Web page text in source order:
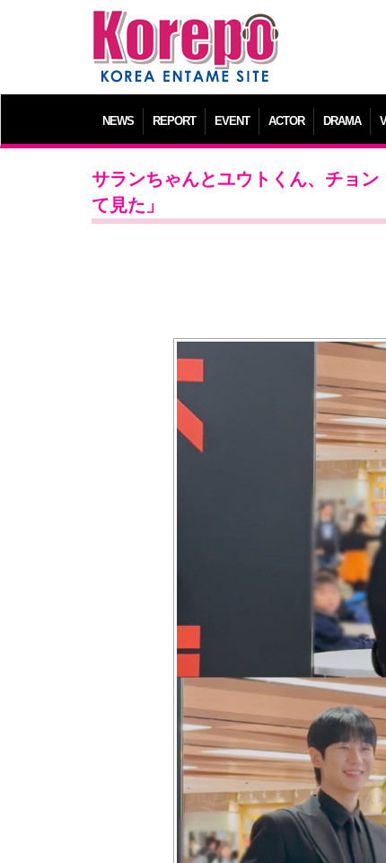
NEWS REPORT EVENT ACTOR DRAMA
サランちゃんとユウトくん、チョ
て見た」